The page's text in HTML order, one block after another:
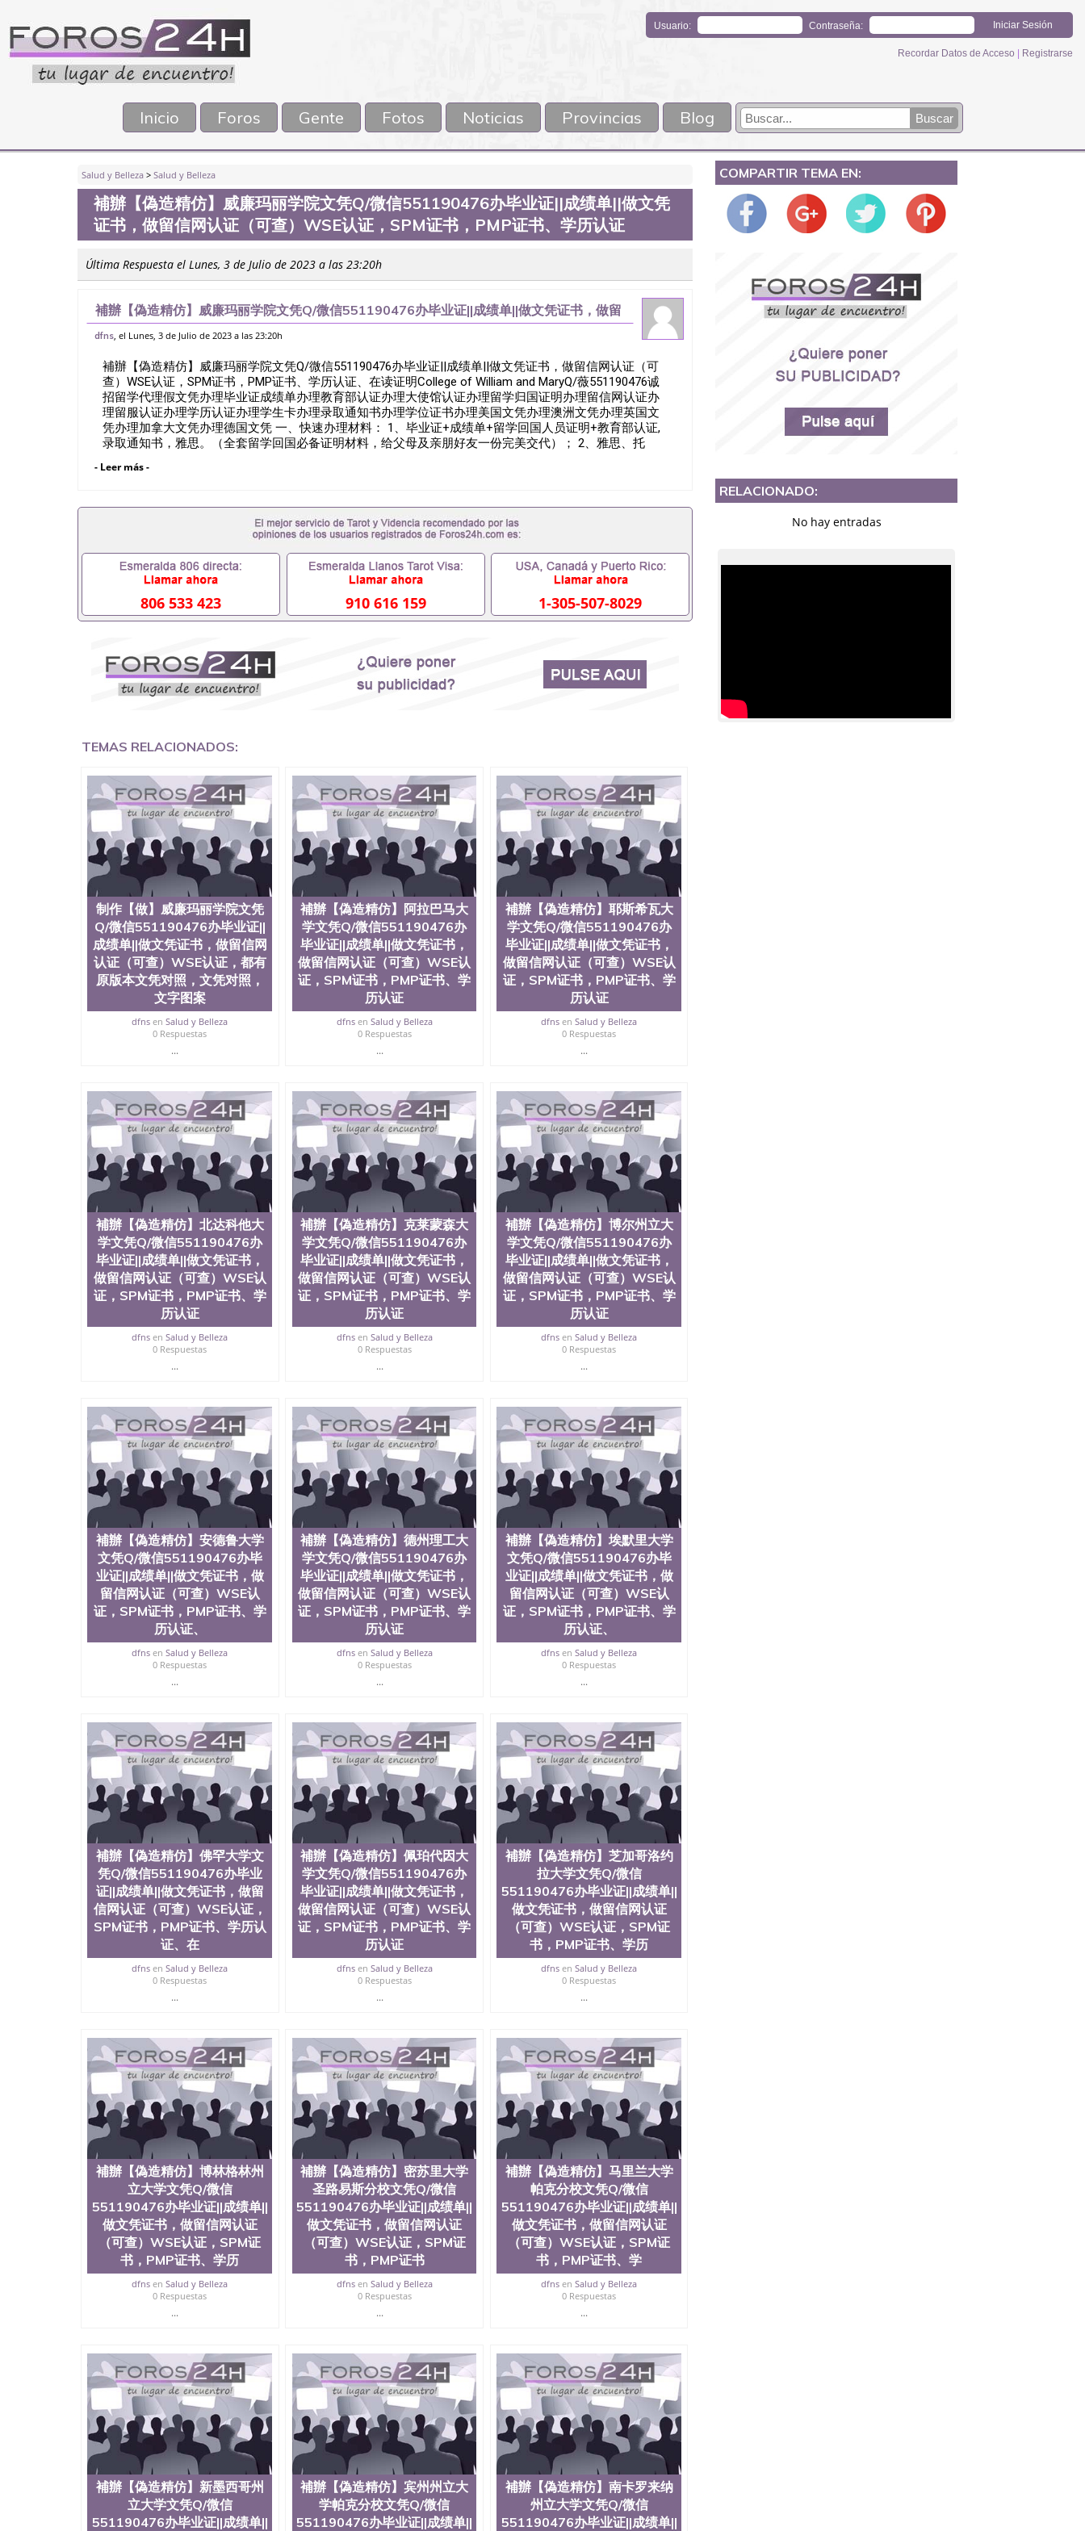
Usuario: Contraseña:
Recordar Datos de Acceso Registrarse
Inicio Foros Gente Fotos Noticias Provincias Blog
Salud y Belleza > Salud y Belleza
補辦【偽造精仿】威廉玛丽学院文凭Q/微信551190476办毕业证||成绩单||做文凭
证书，做留信网认证（可查）WSE认证，SPM证书，PMP证书、学历认证
Última Respuesta el Lunes, 3 de Julio de 2023 a las 23:20h
補辦【偽造精仿】威廉玛丽学院文凭Q/微信551190476办毕业证||成绩单||做文凭证书，做留
信网认证（可查）WSE认证，SPM证书，PMP证书、学历认证
dfns, el Lunes, 3 de Julio de 2023 a las 23:20h
補辦【偽造精仿】威廉玛丽学院文凭Q/微信551190476办毕业证||成绩单||做文凭证书，做留信网认证（可
查）WSE认证，SPM证书，PMP证书、学历认证、在读证明College of William and MaryQ/薇551190476诚
招留学代理假文凭办理毕业证成绩单办理教育部认证办理大使馆认证办理留学归国证明办理留信网认证办
理留服认证办理学历认证办理学生卡办理录取通知书办理学位证书办理美国文凭办理澳洲文凭办理英国文
凭办理加拿大文凭办理德国文凭 一、快速办理材料： 1、毕业证+成绩单+留学回国人员证明+教育部认证,
录取通知书，雅思。（全套留学回国必备证明材料，给父母及亲朋好友一份完美交代）； 2、雅思、托
上述材料，随时都可以安排办理，毕业证成绩单，学校，专业，学位，毕业时间都可以根据客户要求安
外需要办理什么材料551190476入职事业单位/国企假的毕业证会查吗551190476入职国企/事业单位需要些
什么材料551190476办理假毕业证在国内能用吗, 挂科拿不到毕业证怎么办, 毕业证丢了怎么办, 没有正常毕
业怎么办理毕业证,没毕业可以办学历认证吗,您是否因为中途辍学、挂科而没有正常毕业551190476您是否
因为递交材料不齐而被拒之门外551190476您是否因没正常毕业而导致回国得不到教育部认证在校挂科了
不想读了,成绩不理想毕不了业怎么办551190476找工作没有文凭怎么办,怎么办理本科/研究生文凭
551190476如何办理本科/硕士毕业证551190476网上买文凭可靠吗551190476哪里可以买国外文凭
551190476国外本科毕业证怎么办理551190476国外大学文凭可以打工作吗551190476怎么办理 外假毕业证
551190476哪里可以制作美国毕业证551190476哪里可以办理澳洲毕业证551190476留学生在哪里可以买假
551190476假文凭网上能查到吗551190476 如何拿到国外毕业证QQ微信551190476办假大学毕业证QQ微信
551190476国外毕业证去哪认证QQ微信551190476找毕业证封皮QQ微信551190476国外毕业证外壳定制QQ
微信551190476快速代办国外毕业证QQ微信551190476快速拿到国外文凭QQ微信551190476国外留学文凭
上买文凭可靠吗QQ微信551190476买国外文凭质量QQ微信551190476国外本科毕业证怎么办理QQ微信
证QQ微信551190476办理国外毕业证价格QQ微信551190476国外编号查询QQ微信551190476办理国外文凭
要交定金吗QQ微信551190476办国外可查文凭QQ微信551190476网上购买真文凭可信吗QQ微信551190476
学士学位证书查询机构QQ微信551190476 国外资格证书办理QQ微信551190476如何办理学历认证QQ微信
551190476海外文凭认证办理QQ微信551190476 圣何塞州立大学（San Jose State University, 又译为“圣荷
西州立大学”）成立于1857年，简称SJSU，是加州历史悠久的大学之一，也是美西地区的公立大学之一。
位于圣何塞市San Jose中心，占地154公顷。它是一所位于加利福尼亚州的著名综合性公立大学，它以极
高的就业率，全美名列前茅的毕业薪资，浓厚的多元化学术氛围，杰出的本科教育质量，被《福克斯》杂
志评选为全美50强公立综合性大学，每年有来自世界各地的成百上千的海外学生前往求学。 至今，这是一
所在世界上享有学术地位、声誉、实习机会和影响力的高等教育机构，并获誉为美国本科教育质量的核心
代表。其计算机系与会计系更是在当今美国大学教学排名中表现优异。其毕业生大多可以在其所处地域的
世界硅谷中心得到工作机会。许多硅谷公司甚至在学生大三和大四的学期提供许多相应科系的实习机会。
无论是加州大学系统(UC)，还是加州州立大学系统(CSU), 圣何塞州立大学都占据着加州所有大学中的地理
位置。 圣何塞州立大学座落于硅谷(Silicon Valley), 于附近的旧金山-圣何塞地区为全美的重要科技中心。约
有学生三万人，超过134种学士学科和65个硕士学科，并有来自世界60余国的学生来此就读。其有名的科
系如计算机科学，电子工程学，工商管理学，艺术设计，和航空学等，深受性肯定及好评；而各种大学部
和研究所的商学课程也吸引了众多不同国家的专业人士前来研究与学习。 二、办理流程： 1、收集客户办
理信息； 2、客户付定金下单； 3、公司确认到账转制作点做电子图； 4、电子图做好发给客户确认； 5、
电子图确认好转成品部做成品； 6、成品做好拍照或者视频确认再付余款； 7、快递给客户（国内顺丰，国
外DHL）。 三、真实网上可查的证明材料 1、教育部学历学位认证，留服真实存档可查，存档。 2、留学回
程学院、健康与人类发展学院、信息工程与科学学院、人文学院、护理学院、科学学院等。学校的教育学
院排名在全美前十名，工学院排名在前十五名，且继续攀升中。纽约大学为学生们提供本科、硕士及博士
学位。学校的专业课程包括：会计学、MBA、财务、教育、建筑工程、经济、医学、护理、文学、音乐、
生物学、统计学、美术、电子工程、天文学、农业、环境污染控制、历史、电气工程、生物工程、建筑设
计、工商管理、材料科学、机械工程、航天工程、土木工程、数学、化学、英语、社会科学、心理学、戏
剧、市场营销、机械工程、计算机科学、物理学、人工智能、商科、金融专业 1、客户提供相关材料，确
定客户办理信息，给出操作方案； 2、补充毕业证成绩单等相关材料； 3、留服注册申请账号，付定金；
4、预约递交时间，公司人员陪同客户本人一起去留服递交材料； 5、等待结果，完成结果书留服直接邮寄
给客户 6、客户确认收到结果，付余款。 我们对海外大学及学院的毕业证成绩单所使用的材料，尺寸大
小，防伪结构（包括：水印，阴影底纹，钢印LOGO烫金烫银，LOGO烫金烫银复合重叠。 文字图案浮雕，
激光镭射，紫外荧光，温感，复印防伪）都有原版本文凭对照。质量得到了广大海外客户群体的认可，同
时和海外学校留学中介， 同时能做到与时俱进，及时掌握各大院校的（毕业证，成绩单，资格证，学生
卡，结业证，录取通知书，在读证明等相关材料）的版本更新信息， 能够在时间掌握的海外学历文凭的样
版，尺寸大小，纸张材质，防伪技术等等，并在时间收集到原版实物，以求达到客户的需求。 我们的优
势： 我们在保证合理定价的同时，坚持较高性价比，通过品质和效率不断优化，为您倾情诠释什么是高性
价比。 咨询顾问：Sam q/微信:551190476 Q/微信:551190476办理毕业证成绩单、教育部认证,录取通知
书，雅思，留学回国证明.
认证、留服认证、使馆认证、使馆证明、使馆留学回国人员证明、留学生认证、学历认证、文凭认证学位
认证、留学生学历认证、留学生学位认证、英国文凭学历、美国文凭学历、澳洲文凭学历、加拿大文凭学
历、新西兰学历认证等q:551190476 微信：551190476 圣何塞州立大学毕业证（San Jose State
University）圣何塞州立大学毕业证（San Jose State University）圣何塞州立大学毕业证（San Jose State
University）圣何塞州立大学成绩单（San Jose State University）圣何塞州立大学成绩单（ San Jose State
University）圣何塞州立大学成绩单（San Jose State University）成绩单圣何塞州立大学文凭（San Jose
State University）圣何塞州立大学（San Jose State University）圣何塞州立大学（San Jose State
University）圣何塞州立大学（ San Jose State University）圣何塞州立大学（San Jose State University）
圣何塞州立大学文凭（San Jose State University）圣何塞州立大学文凭（San Jose State University）文凭
圣何塞州立大学文凭（San Jose State University）圣何塞州立大学学历（ San Jose State University）圣何
塞州立大学学历（San Jose State University）圣何塞州立大学学历（San Jose State University）圣 塞州立
大学学历（San Jose State University）圣何塞州立大学（San Jose State University）圣何塞州立大学
（San Jose State University）圣何塞州立大学（San Jose State University）圣何塞州立大学（San Jose
State University）圣何塞州立大学学位证（San Jose State University）圣何塞州立大学学位证（San Jose
State University）圣何塞州立大学学位证（San Jose State University）圣何塞州立大学（San Jose State
University）圣何塞州立大学（San Jose State University）圣何塞州立大学（San Jose State University）圣
何塞州立大学（San Jose State University）圣何塞州立大学学位证（San Jose State University）圣何塞州
立大学学位证（San Jose State University）圣何塞州立大学结业证（San Jose State University）圣何塞州
立大学结业证（San Jose State University）圣何塞州立大学结业证（San Jose State University）圣何塞州
塞州立大学学历证书（San Jose State University）澳洲读书未毕业找人做文凭学位qq微信551190476澳洲
读CQU中央昆士兰大学学历 绩单购买学位证书/澳洲读本科硕士做文凭/购买澳洲大学毕业证成绩单假文凭
学历offieUniversityofSouthernQueensland 澳洲读书未毕业找人做文凭学位qq微信551190476澳洲读CQU中
央昆士兰大学学历成绩单购买学位证书/澳洲读本科硕士做文凭/购买澳洲大学毕业证成绩单假文凭学历補
辦【偽造精仿】威廉玛丽学院文凭Q/微信551190476办毕业证||成绩单||做文凭证书，做留信网认证（可
查）WSE认证，SPM证书，PMP证书、学历认证、在读证明College of William and Mary
- Leer más -
806 533 423 910 616 159 1-305-507-8029
TEMAS RELACIONADOS:
制作【做】威廉玛丽学院文凭
Q/微信551190476办毕业证||
成绩单||做文凭证书，做留信网
认证（可查）WSE认证，都有
原版本文凭对照，文凭对照，
文字图案
dfns enSalud y Belleza
0 Respuestas
...
補辦【偽造精仿】阿拉巴马大
学文凭Q/微信551190476办
毕业证||成绩单||做文凭证书，
做留信网认证（可查）WSE认
证，SPM证书，PMP证书、学
历认证
dfnsen Salud y Belleza
0 Respuestas
...
補辦【偽造精仿】耶斯希瓦大
学文凭Q/微信551190476办
毕业证||成绩单||做文凭证书，
做留信网认证（可查）WSE认
证，SPM证书，PMP证书、学
历认证
dfns enSalud y Belleza
0 Respuestas
...
補辦【偽造精仿】北达科他大
学文凭Q/微信551190476办
毕业证||成绩单||做文凭证书，
做留信网认证（可查）WSE认
证，SPM证书，PMP证书、学
历认证
dfns enSalud y Belleza
0 Respuestas
...
補辦【偽造精仿】克莱蒙森大
学文凭Q/微信551190476办
毕业证||成绩单||做文凭证书，
做留信网认证（可查）WSE认
证，SPM证书，PMP证书、学
历认证
dfnsen Salud y Belleza
0 Respuestas
...
補辦【偽造精仿】博尔州立大
学文凭Q/微信551190476办
毕业证||成绩单||做文凭证书，
做留信网认证（可查）WSE认
证，SPM证书，PMP证书、学
历认证
dfns enSalud y Belleza
0 Respuestas
...
補辦【偽造精仿】安德鲁大学
文凭Q/微信551190476办毕
业证||成绩单||做文凭证书，做
留信网认证（可查）WSE认
证，SPM证书，PMP证书、学
历认证、
dfns enSalud y Belleza
0 Respuestas
...
補辦【偽造精仿】德州理工大
学文凭Q/微信551190476办
毕业证||成绩单||做文凭证书，
做留信网认证（可查）WSE认
证，SPM证书，PMP证书、学
历认证
dfnsen Salud y Belleza
0 Respuestas
...
補辦【偽造精仿】埃默里大学
文凭Q/微信551190476办毕
业证||成绩单||做文凭证书，做
留信网认证（可查）WSE认
证，SPM证书，PMP证书、学
历认证、
dfns enSalud y Belleza
0 Respuestas
...
補辦【偽造精仿】佛罕大学文
凭Q/微信551190476办毕业
证||成绩单||做文凭证书，做留
信网认证（可查）WSE认证，
SPM证书，PMP证书、学历认
证、在
dfns enSalud y Belleza
0 Respuestas
...
補辦【偽造精仿】佩珀代因大
学文凭Q/微信551190476办
毕业证||成绩单||做文凭证书，
做留信网认证（可查）WSE认
证，SPM证书，PMP证书、学
历认证
dfnsen Salud y Belleza
0 Respuestas
...
補辦【偽造精仿】芝加哥洛约
拉大学文凭Q/微信
551190476办毕业证||成绩单||
做文凭证书，做留信网认证
（可查）WSE认证，SPM证
书，PMP证书、学历
dfns enSalud y Belleza
0 Respuestas
...
補辦【偽造精仿】博林格林州
立大学文凭Q/微信
551190476办毕业证||成绩单||
做文凭证书，做留信网认证
（可查）WSE认证，SPM证
书，PMP证书、学历
dfns enSalud y Belleza
0 Respuestas
...
補辦【偽造精仿】密苏里大学
圣路易斯分校文凭Q/微信
551190476办毕业证||成绩单||
做文凭证书，做留信网认证
（可查）WSE认证，SPM证
书，PMP证书
dfnsen Salud y Belleza
0 Respuestas
...
補辦【偽造精仿】马里兰大学
帕克分校文凭Q/微信
551190476办毕业证||成绩单||
做文凭证书，做留信网认证
（可查）WSE认证，SPM证
书，PMP证书、学
dfns enSalud y Belleza
0 Respuestas
...
補辦【偽造精仿】新墨西哥州
立大学文凭Q/微信
551190476办毕业证||成绩单||
補辦【偽造精仿】宾州州立大
学帕克分校文凭Q/微信
551190476办毕业证||成绩单||
補辦【偽造精仿】南卡罗来纳
州立大学文凭Q/微信
551190476办毕业证||成绩单||
COMPARTIR TEMA EN:
RELACIONADO:
No hay entradas